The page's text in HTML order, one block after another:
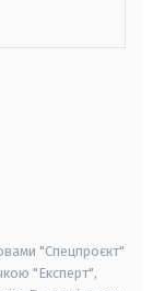
"Спецпроєкт"
"Експерт",